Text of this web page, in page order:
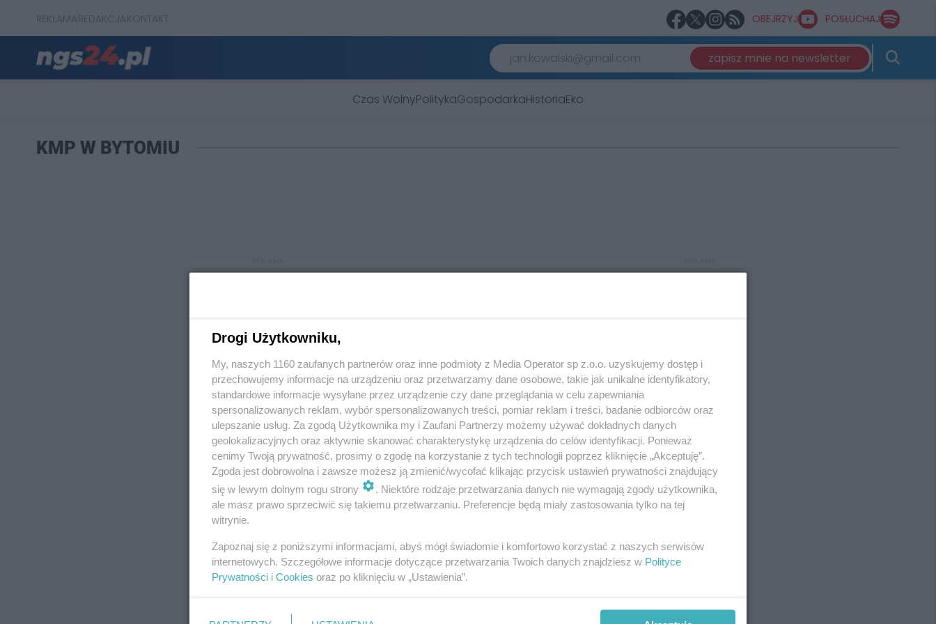
REKLAMAREDAKCJAKONTAKT OBEJRZYJ POSŁUCHAJ
zapisz mnie na newsletter
Czas WolnyPolitykaGospodarkaHistoriaEko
KMP W BYTOMIU
REKLAMA REKLAMA
Drogi Użytkowniku,
My, naszych 1160 zaufanych partnerów oraz inne podmioty z Media Operator sp z.o.o. uzyskujemy dostęp i
przechowujemy informacje na urządzeniu oraz przetwarzamy dane osobowe, takie jak unikalne identyfikatory,
standardowe informacje wysyłane przez urządzenie czy dane przeglądania w celu zapewniania
spersonalizowanych reklam, wybór spersonalizowanych treści, pomiar reklam i treści, badanie odbiorców oraz
ulepszanie usług. Za zgodą Użytkownika my i Zaufani Partnerzy możemy używać dokładnych danych
geolokalizacyjnych oraz aktywnie skanować charakterystykę urządzenia do celów identyfikacji. Ponieważ
cenimy Twoją prywatność, prosimy o zgodę na korzystanie z tych technologii poprzez kliknięcie „Akceptuję”.
Zgoda jest dobrowolna i zawsze możesz ją zmienić/wycofać klikając przycisk ustawień prywatności znajdujący
się w lewym dolnym rogu strony
. Niektóre rodzaje przetwarzania danych nie wymagają zgody użytkownika,
ale masz prawo sprzeciwić się takiemu przetwarzaniu. Preferencje będą miały zastosowania tylko na tej
witrynie.
Zapoznaj się z poniższymi informacjami, abyś mógł świadomie i komfortowo korzystać z naszych serwisów
internetowych. Szczegółowe informacje dotyczące przetwarzania Twoich danych znajdziesz w Polityce
Prywatności i Cookies oraz po kliknięciu w „Ustawienia”.